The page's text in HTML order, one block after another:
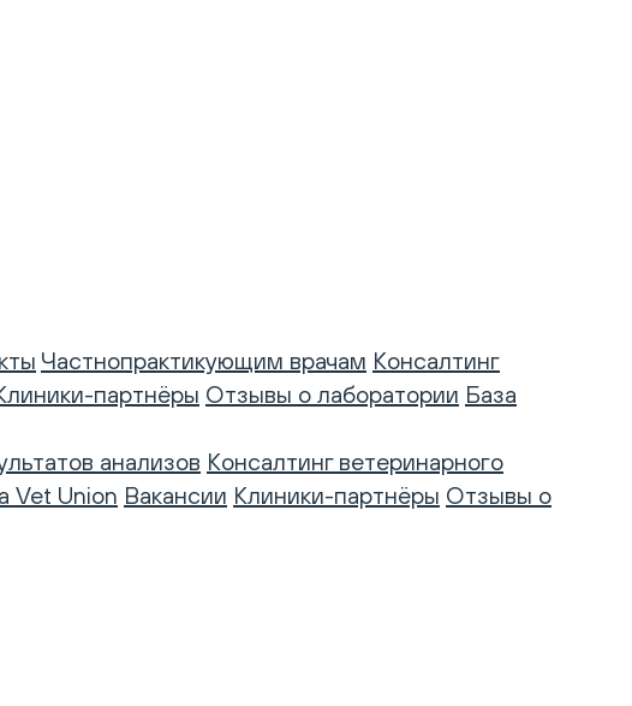
Частнопрактикующим врачам Консалтинг
партнёры Отзывы о лаборатории База
анализов Консалтинг ветеринарного
Vet Union Вакансии Клиники-партнёры Отзывы о